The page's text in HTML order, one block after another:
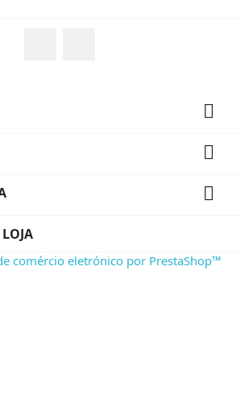



comércio eletrónico por PrestaShop™